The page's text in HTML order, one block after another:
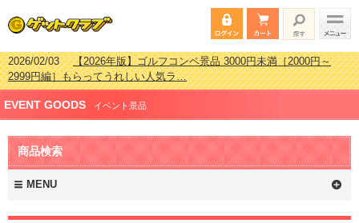
2026/02/03【2026年版】ゴルフコンペ景品 3000円未満［2000円～
2026/07/15【2026年版】ビンゴゲーム景品おすすめ金額別人気ランキ
ング 更新しました！
2026/04/03【2026年版】ゴルフコンペ景品 3000円未満［2000円～
2999円編］もらってうれしい人気ラ…
2026/02/16【2026年版】結婚式の二次会で貰って嬉しい景品とは？ 更
新しました！
EVENT GOODS イベント景品
商品検索
MENU